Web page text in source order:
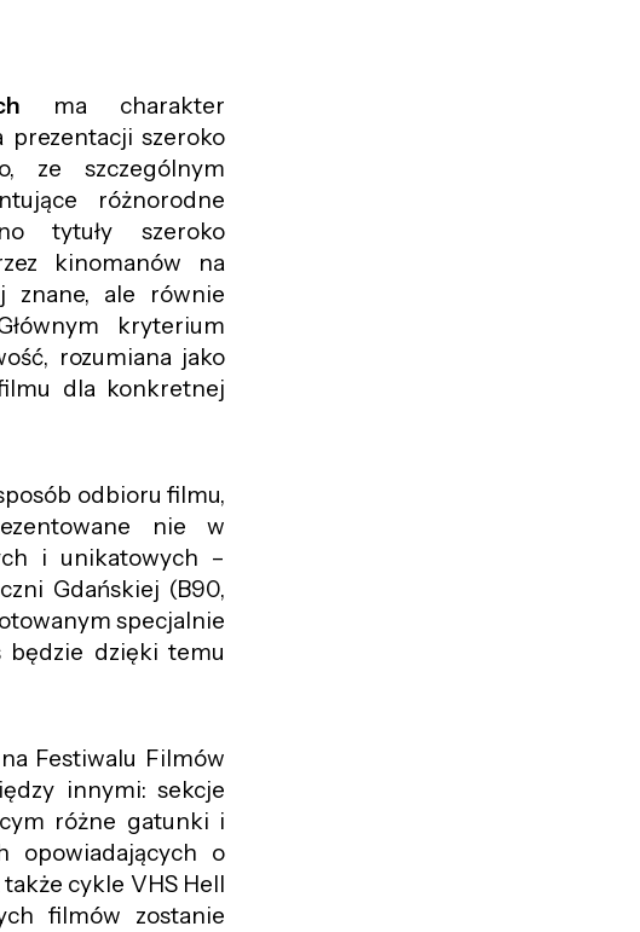
ma charakter
szeroko
ze szczególnym
różnorodne
tytuły szeroko
kinomanów na
znane, ale równie
kryterium
rozumiana jako
dla konkretnej
odbioru filmu,
nie w
i unikatowych –
Gdańskiej (B90,
specjalnie
będzie dzięki temu
Festiwalu Filmów
innymi: sekcje
różne gatunki i
opowiadających o
cykle VHS Hell
filmów zostanie